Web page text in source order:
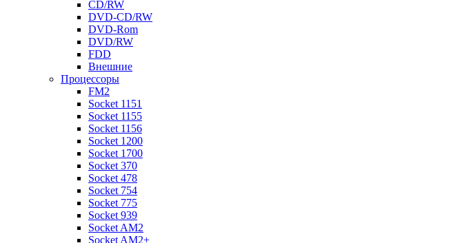
CD/RW
DVD-CD/RW
DVD-Rom
DVD/RW
FDD
Внешние
Процессоры
FM2
Socket 1151
Socket 1155
Socket 1156
Socket 1200
Socket 1700
Socket 370
Socket 478
Socket 754
Socket 775
Socket 939
Socket AM2
Socket AM2+